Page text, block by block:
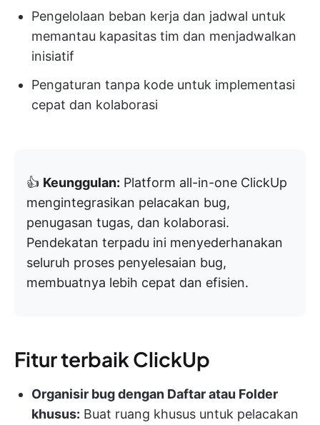
Pengelolaan beban kerja dan jadwal untuk
memantau kapasitas tim dan menjadwalkan
inisiatif
Pengaturan tanpa kode untuk implementasi
cepat dan kolaborasi
👍 Keunggulan: Platform all-in-one ClickUp
mengintegrasikan pelacakan bug,
penugasan tugas, dan kolaborasi.
Pendekatan terpadu ini menyederhanakan
seluruh proses penyelesaian bug,
membuatnya lebih cepat dan efisien.
Fitur terbaik ClickUp
Organisir bug dengan Daftar atau Folder
khusus: Buat ruang khusus untuk pelacakan